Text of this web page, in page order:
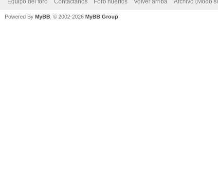
Equipo del foro Contáctanos Foro huertos Volver arriba Archivo (Modo
Powered By MyBB , © 2002-2026 MyBB Group